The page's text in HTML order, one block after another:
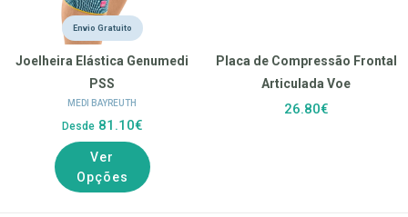
Envio Gratuito
Joelheira Elástica Genumedi
PSS
MEDI BAYREUTH
Desde81.10€
Ver
Opções
Placa de Compressão Frontal
Articulada Voe
26.80€